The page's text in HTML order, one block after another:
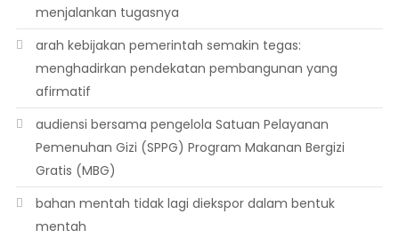
menjalankan tugasnya
arah kebijakan pemerintah semakin tegas:
menghadirkan pendekatan pembangunan yang
afirmatif
audiensi bersama pengelola Satuan Pelayanan
Pemenuhan Gizi (SPPG) Program Makanan Bergizi
Gratis (MBG)
bahan mentah tidak lagi diekspor dalam bentuk
mentah